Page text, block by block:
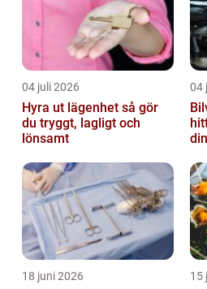
04 juli 2026
Hyra ut lägenhet så gör
du tryggt, lagligt och
lönsamt
04
18 juni 2026 15